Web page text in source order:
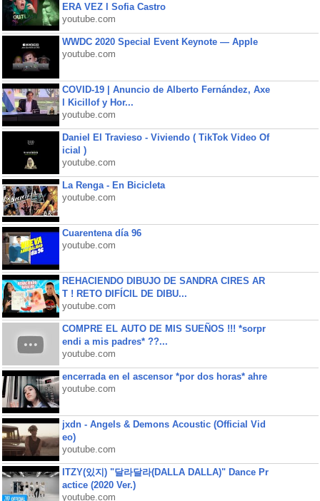
ERA VEZ l Sofia Castro
youtube.com
WWDC 2020 Special Event Keynote — Apple
youtube.com
COVID-19 | Anuncio de Alberto Fernández, Axe
l Kicillof y Hor...
youtube.com
Daniel El Travieso - Viviendo ( TikTok Video Of
icial )
youtube.com
La Renga - En Bicicleta
youtube.com
Cuarentena día 96
youtube.com
REHACIENDO DIBUJO DE SANDRA CIRES AR
T ! RETO DIFÍCIL DE DIBU...
youtube.com
COMPRE EL AUTO DE MIS SUEÑOS !!! *sorpr
endi a mis padres* ??...
youtube.com
encerrada en el ascensor *por dos horas* ahre
youtube.com
jxdn - Angels & Demons Acoustic (Official Vid
eo)
youtube.com
ITZY(있지) "달라달라(DALLA DALLA)" Dance Pr
actice (2020 Ver.)
youtube.com